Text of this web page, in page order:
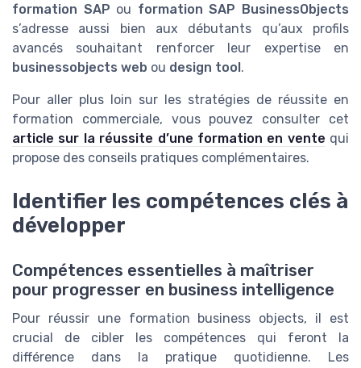
formation SAP ou formation SAP BusinessObjects
s’adresse aussi bien aux débutants qu’aux profils
avancés souhaitant renforcer leur expertise en
businessobjects web ou design tool.
Pour aller plus loin sur les stratégies de réussite en
formation commerciale, vous pouvez consulter cet
article sur la réussite d’une formation en vente qui
propose des conseils pratiques complémentaires.
Identifier les compétences clés à
développer
Compétences essentielles à maîtriser
pour progresser en business intelligence
Pour réussir une formation business objects, il est
crucial de cibler les compétences qui feront la
différence dans la pratique quotidienne. Les